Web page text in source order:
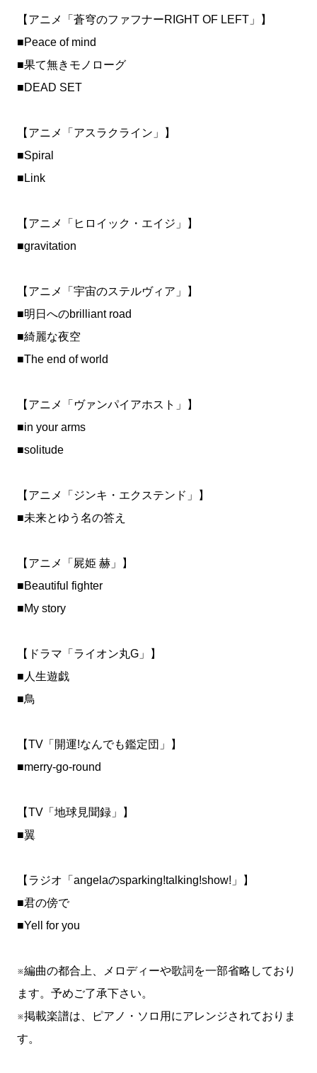
【アニメ「蒼穹のファフナーRIGHT OF LEFT」】
■Peace of mind
■果て無きモノローグ
■DEAD SET
【アニメ「アスラクライン」】
■Spiral
■Link
【アニメ「ヒロイック・エイジ」】
■gravitation
【アニメ「宇宙のステルヴィア」】
■明日へのbrilliant road
■綺麗な夜空
■The end of world
【アニメ「ヴァンパイアホスト」】
■in your arms
■solitude
【アニメ「ジンキ・エクステンド」】
■未来とゆう名の答え
【アニメ「屍姫 赫」】
■Beautiful fighter
■My story
【ドラマ「ライオン丸G」】
■人生遊戯
■鳥
【TV「開運!なんでも鑑定団」】
■merry-go-round
【TV「地球見聞録」】
■翼
【ラジオ「angelaのsparking!talking!show!」】
■君の傍で
■Yell for you
※編曲の都合上、メロディーや歌詞を一部省略しており
ます。予めご了承下さい。
※掲載楽譜は、ピアノ・ソロ用にアレンジされておりま
す。